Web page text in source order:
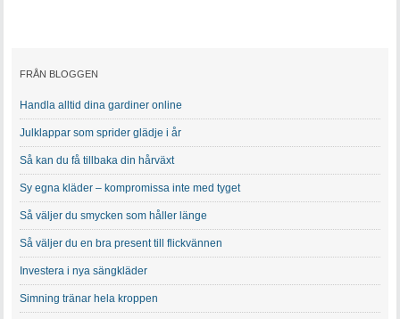
FRÅN BLOGGEN
Handla alltid dina gardiner online
Julklappar som sprider glädje i år
Så kan du få tillbaka din hårväxt
Sy egna kläder – kompromissa inte med tyget
Så väljer du smycken som håller länge
Så väljer du en bra present till flickvännen
Investera i nya sängkläder
Simning tränar hela kroppen